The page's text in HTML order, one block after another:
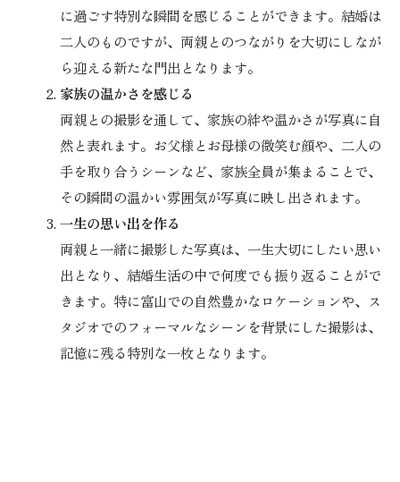
に過ごす特別な瞬間を感じることができます。結婚は
二人のものですが、両親とのつながりを大切にしなが
ら迎える新たな門出となります。
家族の温かさを感じる
両親との撮影を通して、家族の絆や温かさが写真に自
然と表れます。お父様とお母様の微笑む顔や、二人の
手を取り合うシーンなど、家族全員が集まることで、
その瞬間の温かい雰囲気が写真に映し出されます。
一生の思い出を作る
両親と一緒に撮影した写真は、一生大切にしたい思い
出となり、結婚生活の中で何度でも振り返ることがで
きます。特に富山での自然豊かなロケーションや、ス
タジオでのフォーマルなシーンを背景にした撮影は、
記憶に残る特別な一枚となります。